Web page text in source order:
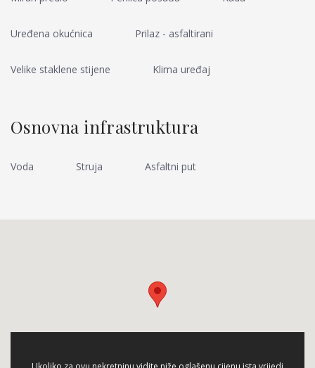
Uređena okućnica Prilaz - asfaltirani
Velike staklene stijene Klima uređaj
Osnovna infrastruktura
Voda Struja Asfaltni put